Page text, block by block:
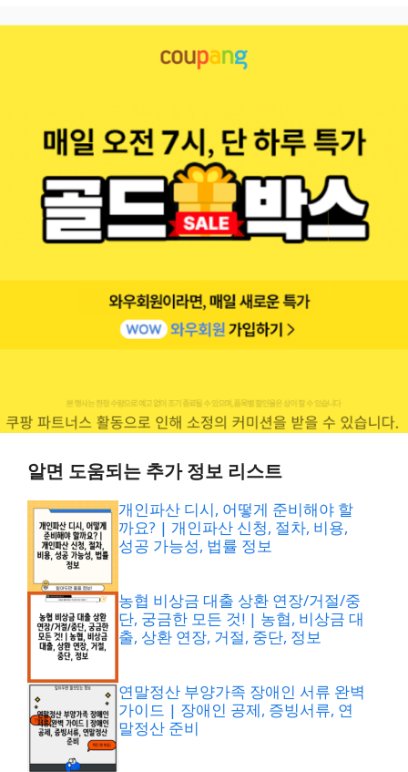
알면 도움되는 추가 정보 리스트
개인파산 디시, 어떻게 준비해야 할
까요? | 개인파산 신청, 절차, 비용,
성공 가능성, 법률 정보
농협 비상금 대출 상환 연장/거절/중
단, 궁금한 모든 것! | 농협, 비상금 대
출, 상환 연장, 거절, 중단, 정보
연말정산 부양가족 장애인 서류 완벽
가이드 | 장애인 공제, 증빙서류, 연
말정산 준비